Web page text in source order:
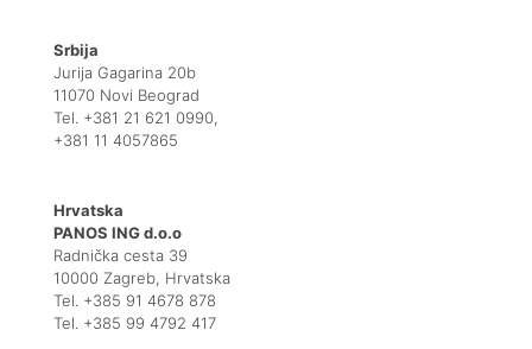
Srbija
Jurija Gagarina 20b
11070 Novi Beograd
Tel. +381 21 621 0990,
+381 11 4057865
Hrvatska
PANOS ING d.o.o
Radnička cesta 39
10000 Zagreb, Hrvatska
Tel. +385 91 4678 878
Tel. +385 99 4792 417